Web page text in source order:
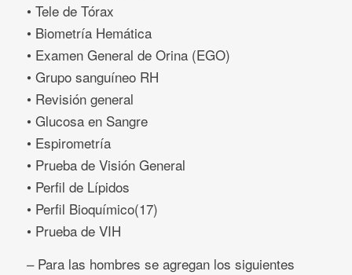
• Tele de Tórax
• Biometría Hemática
• Examen General de Orina (EGO)
• Grupo sanguíneo RH
• Revisión general
• Glucosa en Sangre
• Espirometría
• Prueba de Visión General
• Perfil de Lípidos
• Perfil Bioquímico(17)
• Prueba de VIH
– Para las hombres se agregan los siguientes